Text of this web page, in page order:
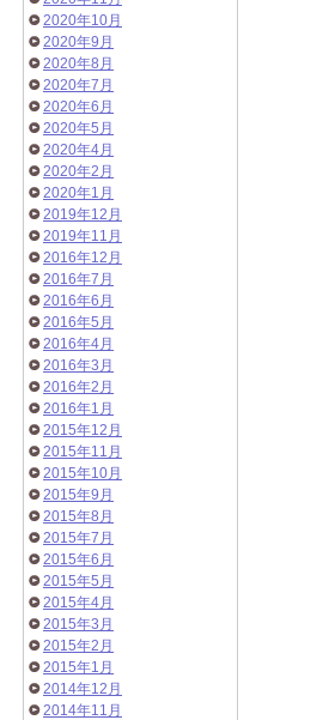
2020年10月
2020年9月
2020年8月
2020年7月
2020年6月
2020年5月
2020年4月
2020年2月
2020年1月
2019年12月
2019年11月
2016年12月
2016年7月
2016年6月
2016年5月
2016年4月
2016年3月
2016年2月
2016年1月
2015年12月
2015年11月
2015年10月
2015年9月
2015年8月
2015年7月
2015年6月
2015年5月
2015年4月
2015年3月
2015年2月
2015年1月
2014年12月
2014年11月